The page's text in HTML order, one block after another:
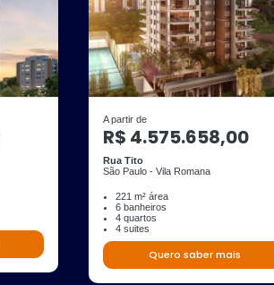
A partir de
R$ 4.575.658,00
Rua Tito
São Paulo - Vila Romana
221 m² área
6 banheiros
4 quartos
4 suites
Quero saber mais